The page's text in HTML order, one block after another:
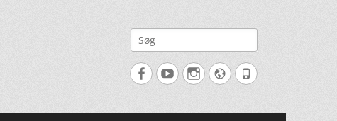
Søg
efter:
FacebookYouTubeInstagram
Website
Tlf.